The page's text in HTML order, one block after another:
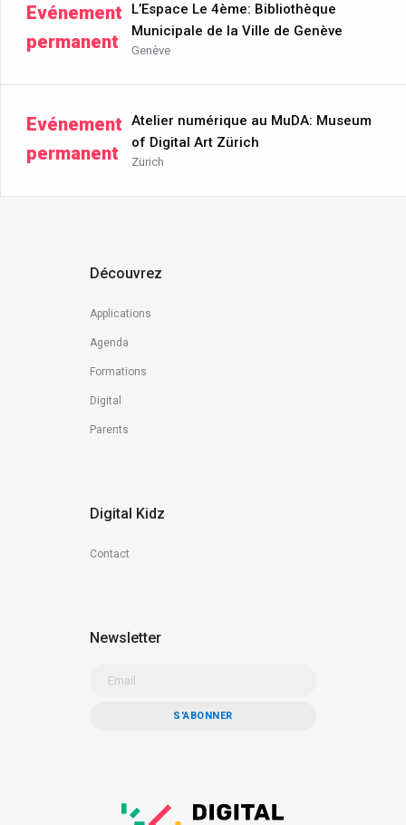
Evénement
permanent
L’Espace Le 4ème: Bibliothèque
Municipale de la Ville de Genève
Genève
Evénement
permanent
Atelier numérique au MuDA: Museum
of Digital Art Zürich
Zürich
Découvrez
Applications
Agenda
Formations
Digital
Parents
Digital Kidz
Contact
Newsletter